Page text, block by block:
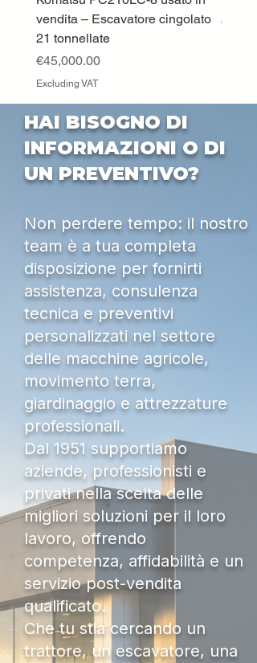
vendita – Escavatore cingolato
21 tonnellate
Price
€45,000.00
Excluding VAT
Price
HAI BISOGNO DI
INFORMAZIONI O DI
UN PREVENTIVO?
Non perdere tempo: il nostro
team è a tua completa
disposizione per fornirti
assistenza, consulenza
tecnica e preventivi
personalizzati nel settore
delle macchine agricole,
movimento terra,
giardinaggio e attrezzature
professionali.
Dal 1951 supportiamo
aziende, professionisti e
privati nella scelta delle
migliori soluzioni per il loro
lavoro, offrendo
competenza, affidabilità e un
servizio post-vendita
qualificato.
Che tu stia cercando un
trattore, un escavatore, una